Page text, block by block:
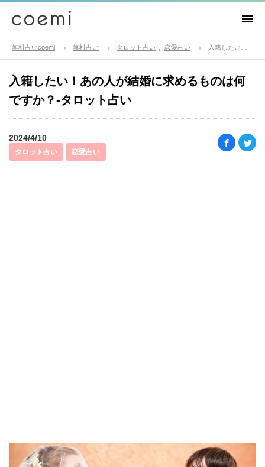
無料占いcoemi 無料占い タロット占い 恋愛占い
入籍したい！あの人が結婚に求めるものは何
ですか？-タロット占い
2024/4/10
タロット占い 恋愛占い